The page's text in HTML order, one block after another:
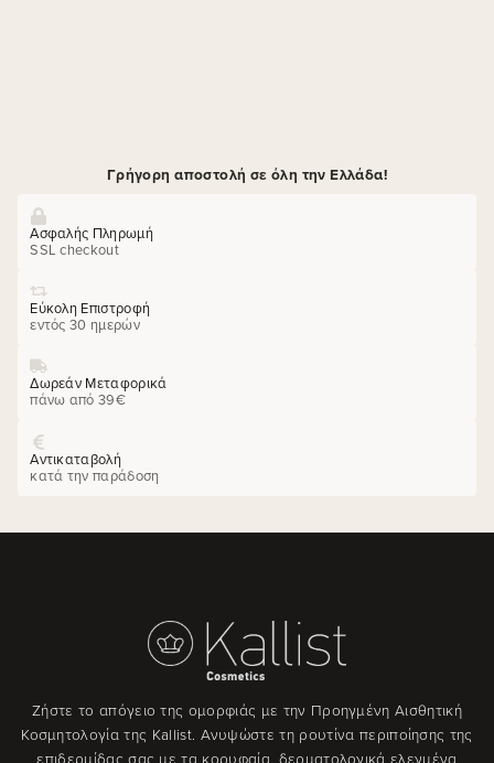
Γρήγορη αποστολή σε όλη την Ελλάδα!
Ασφαλής Πληρωμή
SSL checkout
Εύκολη Επιστροφή
εντός 30 ημερών
Δωρεάν Μεταφορικά
πάνω από 39€
Αντικαταβολή
κατά την παράδοση
Ζήστε το απόγειο της ομορφιάς με την Προηγμένη Αισθητική
Κοσμητολογία της Kallist. Ανυψώστε τη ρουτίνα περιποίησης της
επιδερμίδας σας με τα κορυφαία, δερματολογικά ελεγμένα